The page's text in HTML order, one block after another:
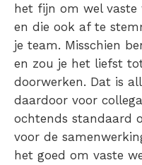
het fijn om wel
en die ook af te
je team. Misschien
en zou je het liefst
doorwerken. Dat is
daardoor voor
ochtends standaard
voor de
het goed om vaste